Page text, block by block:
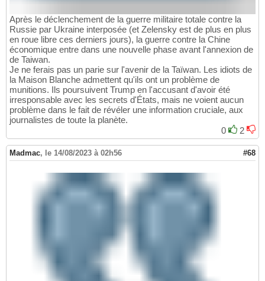
Après le déclenchement de la guerre militaire totale contre la
Russie par Ukraine interposée (et Zelensky est de plus en plus
en roue libre ces derniers jours), la guerre contre la Chine
économique entre dans une nouvelle phase avant l'annexion de
de Taiwan.
Je ne ferais pas un parie sur l'avenir de la Taïwan. Les idiots de
la Maison Blanche admettent qu'ils ont un problème de
munitions. Ils poursuivent Trump en l'accusant d'avoir été
irresponsable avec les secrets d'États, mais ne voient aucun
problème dans le fait de révéler une information cruciale, aux
journalistes de toute la planète.
0
2
Madmac, le 14/08/2023 à 02h56 #68